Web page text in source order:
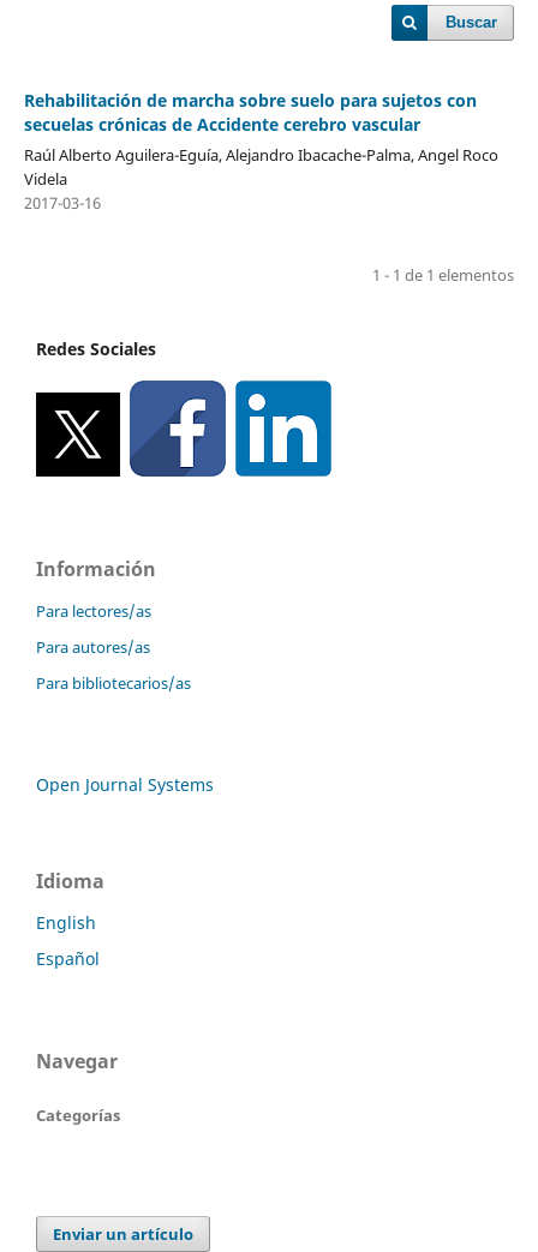
Buscar
Rehabilitación de marcha sobre suelo para sujetos con
secuelas crónicas de Accidente cerebro vascular
Raúl Alberto Aguilera-Eguía, Alejandro Ibacache-Palma, Angel Roco
Videla
2017-03-16
1 - 1 de 1 elementos
Redes Sociales
Información
Para lectores/as
Para autores/as
Para bibliotecarios/as
Open Journal Systems
Idioma
English
Español
Navegar
Categorías
Enviar un artículo